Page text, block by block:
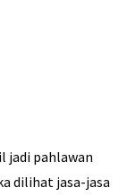
jadi pahlawan
dilihat jasa-jasa